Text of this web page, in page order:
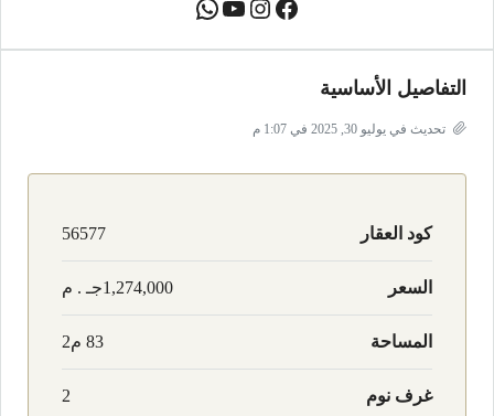
التفاصيل الأساسية
تحديث في يوليو 30, 2025 في 1:07 م
كود العقار 56577
السعر 1,274,000جـ . م
المساحة 83 م2
غرف نوم 2